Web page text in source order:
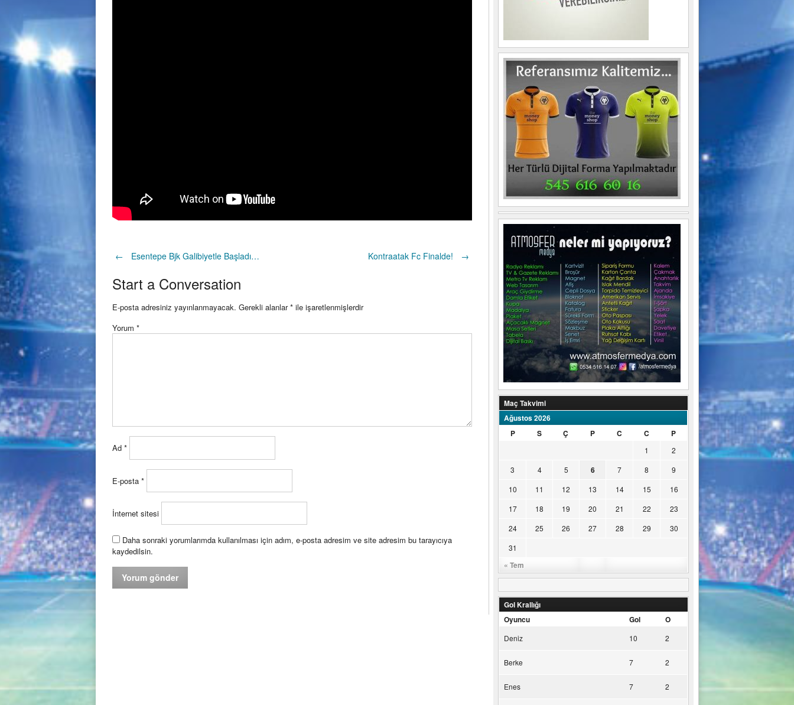
Post
navigation
← Esentepe Bjk Galibiyetle Başladı… Kontraatak Fc Finalde! →
Start a Conversation
E-posta adresiniz yayınlanmayacak. Gerekli alanlar* ile işaretlenmişlerdir
Yorum *
Ad *
E-posta *
İnternet sitesi
Daha sonraki yorumlarımda kullanılması için adım, e-posta adresim ve site adresim bu tarayıcıya
kaydedilsin.
Maç Takvimi
Ağustos 2026
P
S Ç P C C P
« Tem
1
2
3
4 5 6 7 8
9
10
11 12 13 14 15
16
17
18 19 20 21 22
23
24
25 26 27 28 29
30
31
Gol Krallığı
Oyuncu
Gol O
Deniz 10 2
Berke 7 2
Enes 7 2